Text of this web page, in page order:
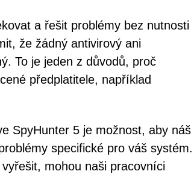
a řešit problémy bez nutnosti
že žádný antivirový ani
To je jeden z důvodů, proč
předplatitele, například
SpyHunter 5 je možnost, aby náš
specifické pro váš systém.
mohou naši pracovníci